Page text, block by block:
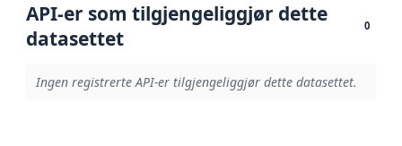
API-er som tilgjengeliggjør dette
datasettet
0
Ingen registrerte API-er tilgjengeliggjør dette datasettet.